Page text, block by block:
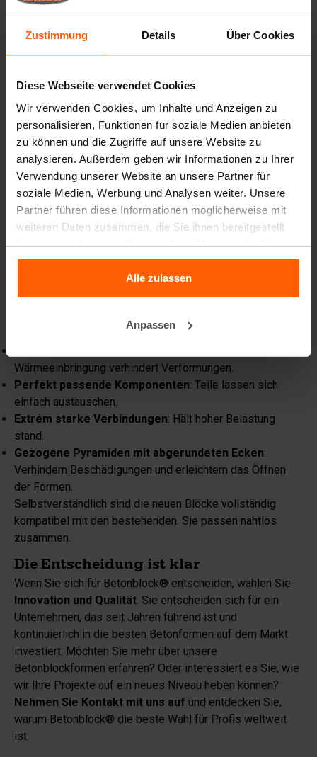
Zustimmung Details Über Cookies
Diese Webseite verwendet Cookies
Wir verwenden Cookies, um Inhalte und Anzeigen zu
personalisieren, Funktionen für soziale Medien anbieten
zu können und die Zugriffe auf unsere Website zu
analysieren. Außerdem geben wir Informationen zu Ihrer
Verwendung unserer Website an unsere Partner für
soziale Medien, Werbung und Analysen weiter. Unsere
Partner führen diese Informationen möglicherweise mit
weiteren Daten zusammen, die Sie ihnen bereitgestellt
haben oder die sie im Rahmen Ihrer Nutzung der Dienste
gesammelt haben.
Alle zulassen
Anpassen
nicht nur einen Wettbewerbsvorsprung, sondern sicherte
weltweit. Unsere Expertise, kombiniert mitwertvollem
Kundenfeedback, hat zu einem Produkt geführt, das die
Betonblock®: Das Original und der
Marktführer
Was uns bei Betonblock® wirklich auszeichnet, ist unser
ständiger Fokus auf Verbesserung und Innovation. Wir
setzen weiterhin neue Maßstäbe und entwickeln uns
stetig weiter. Von der Einführung unserer
charakteristischen orangefarbenen Betonform bis zur
kontinuierlichen Optimierung unserer Designs –
Betonblock® steht und bleibt der Name für Qualität,
Die neueste Generation von Formen
neueste Generation unserer Formen zu präsentieren:
Wärmeeinbringung verhindert Verformungen.
Perfekt passende Komponenten: Teile lassen sich
einfach austauschen.
Extrem starke Verbindungen: Hält hoher Belastung
stand.
Gezogene Pyramiden mit abgerundeten Ecken:
Verhindern Beschädigungen und erleichtern das Öffnen
der Formen.
Selbstverständlich sind die neuen Blöcke vollständig
kompatibel mit den bestehenden. Sie passen nahtlos
zusammen.
Die Entscheidung ist klar
Wenn Sie sich für Betonblock® entscheiden, wählen Sie
Innovation und Qualität. Sie entscheiden sich für ein
Unternehmen, das seit Jahren führend ist und
kontinuierlich in die besten Betonformen auf dem Markt
investiert. Möchten Sie mehr über unsere
Betonblockformen erfahren? Oder interessiert es Sie, wie
wir Ihre Projekte auf ein neues Niveau heben können?
Nehmen Sie Kontakt mit uns auf und entdecken Sie,
warum Betonblock® die beste Wahl für Profis weltweit
ist.